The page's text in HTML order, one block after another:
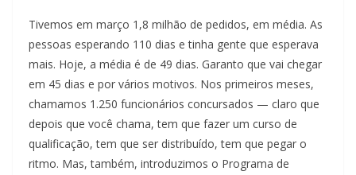
Tivemos em março 1,8 milhão de pedidos, em média. As
pessoas esperando 110 dias e tinha gente que esperava
mais. Hoje, a média é de 49 dias. Garanto que vai chegar
em 45 dias e por vários motivos. Nos primeiros meses,
chamamos 1.250 funcionários concursados — claro que
depois que você chama, tem que fazer um curso de
qualificação, tem que ser distribuído, tem que pegar o
ritmo. Mas, também, introduzimos o Programa de